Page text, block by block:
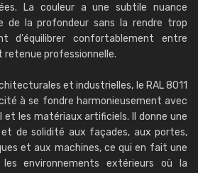
La couleur a une subtile nuance
de la profondeur sans la rendre trop
d'équilibrer confortablement entre
professionnelle.
et industrielles, le RAL 8011
à se fondre harmonieusement avec
et les matériaux artificiels. Il donne une
de solidité aux façades, aux portes,
et aux machines, ce qui en fait une
environnements extérieurs où la